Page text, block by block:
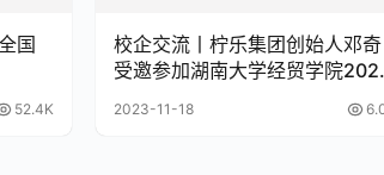
国
52.4K
校企交流丨柠乐集团创始人邓奇
受邀参加湖南大学经贸学院
2023-11-18